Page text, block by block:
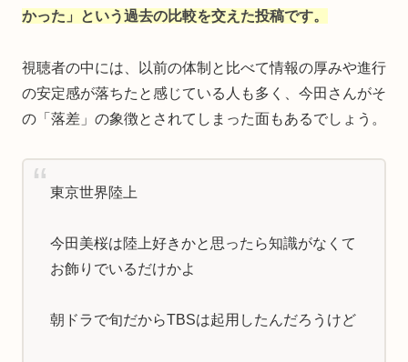
かった」という過去の比較を交えた投稿です。
視聴者の中には、以前の体制と比べて情報の厚みや進行
の安定感が落ちたと感じている人も多く、今田さんがそ
の「落差」の象徴とされてしまった面もあるでしょう。
東京世界陸上
今田美桜は陸上好きかと思ったら知識がなくて
お飾りでいるだけかよ
朝ドラで旬だからTBSは起用したんだろうけど